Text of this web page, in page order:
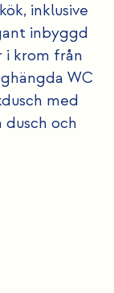
inklusive
inbyggd
i krom från
WC
med
dusch och